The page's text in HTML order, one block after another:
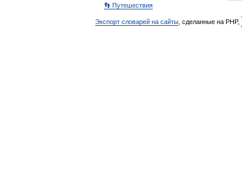
👣 Путешествия
Экспорт словарей на сайты , сделанные на PHP,